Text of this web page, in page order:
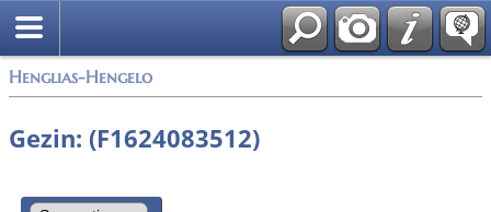
Henglias-Hengelo
Gezin: (F1624083512)